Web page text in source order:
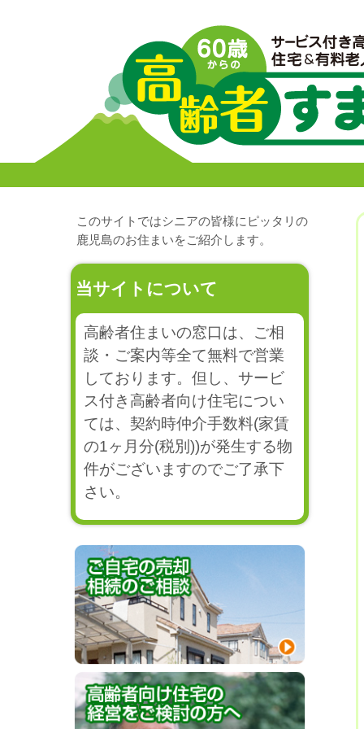
このサイトではシニアの皆様にピッタリの
鹿児島のお住まいをご紹介します。
当サイトについて
高齢者住まいの窓口は、ご相
談・ご案内等全て無料で営業
しております。但し、サービ
ス付き高齢者向け住宅につい
ては、契約時仲介手数料(家賃
の1ヶ月分(税別))が発生する物
件がございますのでご了承下
さい。